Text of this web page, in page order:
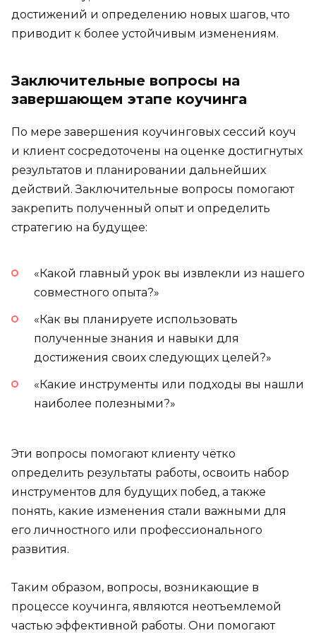
достижений и определению новых шагов, что
приводит к более устойчивым изменениям.
Заключительные вопросы на
завершающем этапе коучинга
По мере завершения коучинговых сессий коуч
и клиент сосредоточены на оценке достигнутых
результатов и планировании дальнейших
действий. Заключительные вопросы помогают
закрепить полученный опыт и определить
стратегию на будущее:
«Какой главный урок вы извлекли из нашего
совместного опыта?»
«Как вы планируете использовать
полученные знания и навыки для
достижения своих следующих целей?»
«Какие инструменты или подходы вы нашли
наиболее полезными?»
Эти вопросы помогают клиенту чётко
определить результаты работы, освоить набор
инструментов для будущих побед, а также
понять, какие изменения стали важными для
его личностного или профессионального
развития.
Таким образом, вопросы, возникающие в
процессе коучинга, являются неотъемлемой
частью эффективной работы. Они помогают